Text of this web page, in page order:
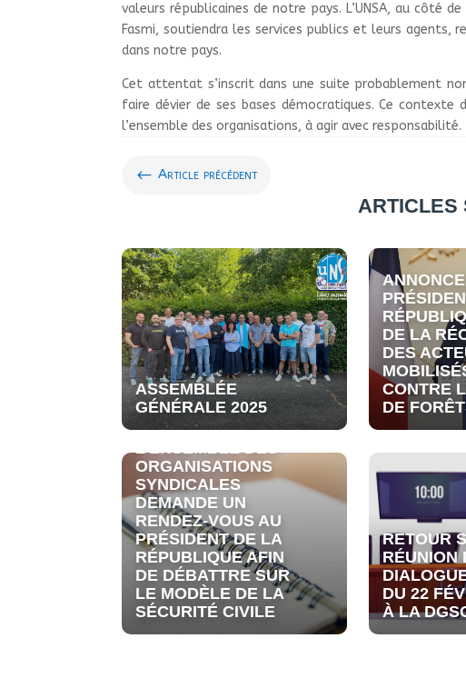
valeurs républicaines de notre pays. L’UNSA, au côté
Fasmi, soutiendra les services publics et leurs agents,
dans notre pays.
Cet attentat s’inscrit dans une suite probablement
faire dévier de ses bases démocratiques. Ce
l’ensemble des organisations, à agir avec responsabilité.
# Article précédent
ARTICLES
ASSEMBLÉE
GÉNÉRALE 2025
DE LA
DES
CONTRE
DE
L’ENSEMBLE DES
ORGANISATIONS
SYNDICALES
DEMANDE UN
RENDEZ-VOUS AU
PRÉSIDENT DE LA
RÉPUBLIQUE AFIN
DE DÉBATTRE SUR
LE MODÈLE DE LA
SÉCURITÉ CIVILE
RETOUR
RÉUNION
DU 22
À LA